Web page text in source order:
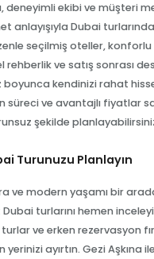
deneyimli ekibi ve müşteri
anlayışıyla Dubai
seçilmiş oteller, konforlu
ve satış sonrası
kendinizi rahat
süreci ve avantajlı fiyatlar
şekilde
Turunuzu Planlayın
ve modern yaşamı bir
turlarını hemen
ve erken rezervasyon
yerinizi ayırtın. Gezi Aşkına